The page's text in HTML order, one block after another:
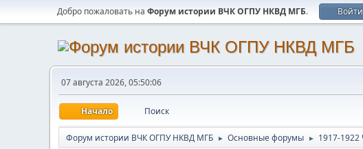
Добро пожаловать на Форум истории ВЧК ОГПУ НКВД МГБ. Войти
07 августа 2026, 05:50:06
Начало Поиск
Форум истории ВЧК ОГПУ НКВД МГБ ► Основные форумы ► 1917-